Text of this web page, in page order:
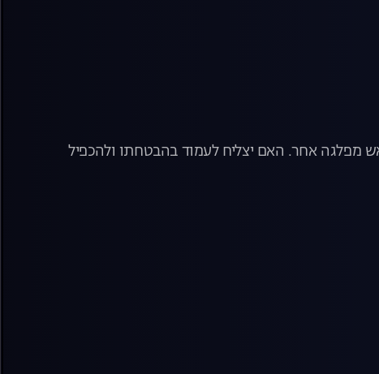
מפלגה אחר. האם יצליח לעמוד בהבטחתו ולהכפיל